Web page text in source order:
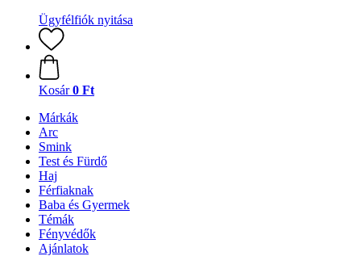
Ügyfélfiók nyitása
Kosár 0 Ft
Márkák
Arc
Smink
Test és Fürdő
Haj
Férfiaknak
Baba és Gyermek
Témák
Fényvédők
Ajánlatok